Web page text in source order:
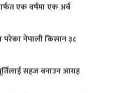
एक वर्षमा एक अर्ब
नेपाली किसान ३८
सहज बनाउन आग्रह